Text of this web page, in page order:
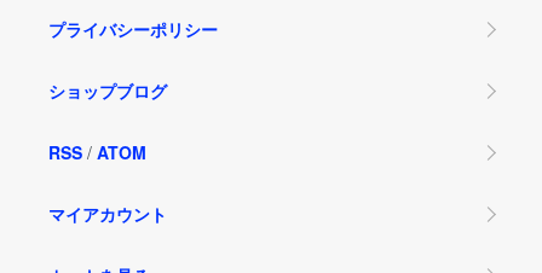
プライバシーポリシー
ショップブログ
RSS / ATOM
マイアカウント